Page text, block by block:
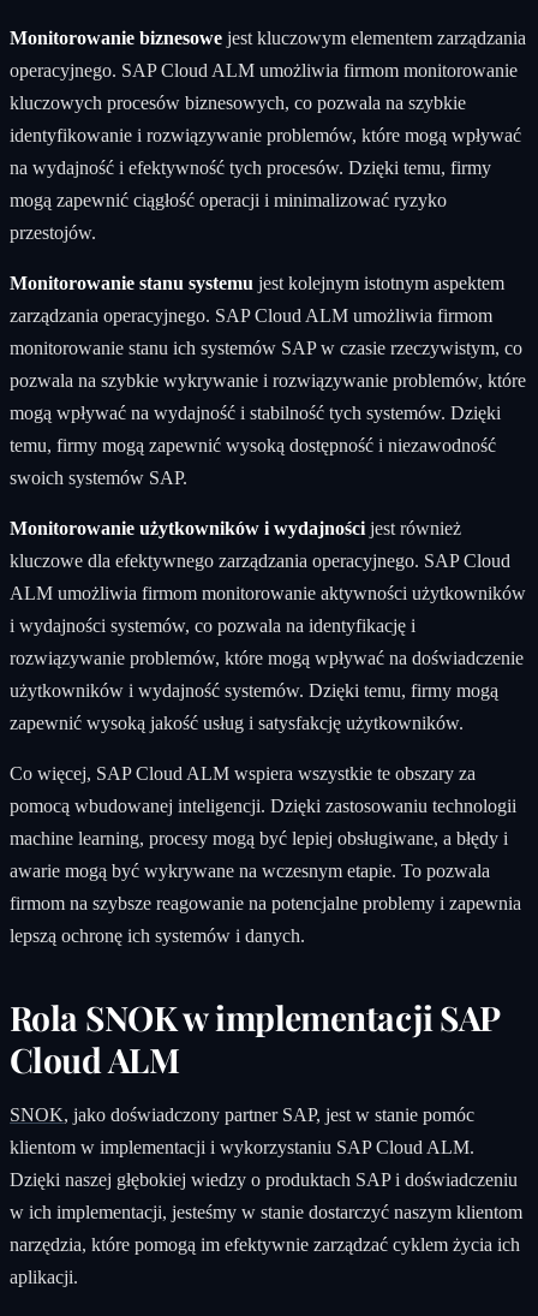
Monitorowanie biznesowe jest kluczowym elementem zarządzania
operacyjnego. SAP Cloud ALM umożliwia firmom monitorowanie
kluczowych procesów biznesowych, co pozwala na szybkie
identyfikowanie i rozwiązywanie problemów, które mogą wpływać
na wydajność i efektywność tych procesów. Dzięki temu, firmy
mogą zapewnić ciągłość operacji i minimalizować ryzyko
przestojów.
Monitorowanie stanu systemu jest kolejnym istotnym aspektem
zarządzania operacyjnego. SAP Cloud ALM umożliwia firmom
monitorowanie stanu ich systemów SAP w czasie rzeczywistym, co
pozwala na szybkie wykrywanie i rozwiązywanie problemów, które
mogą wpływać na wydajność i stabilność tych systemów. Dzięki
temu, firmy mogą zapewnić wysoką dostępność i niezawodność
swoich systemów SAP.
Monitorowanie użytkowników i wydajności jest również
kluczowe dla efektywnego zarządzania operacyjnego. SAP Cloud
ALM umożliwia firmom monitorowanie aktywności użytkowników
i wydajności systemów, co pozwala na identyfikację i
rozwiązywanie problemów, które mogą wpływać na doświadczenie
użytkowników i wydajność systemów. Dzięki temu, firmy mogą
zapewnić wysoką jakość usług i satysfakcję użytkowników.
Co więcej, SAP Cloud ALM wspiera wszystkie te obszary za
pomocą wbudowanej inteligencji. Dzięki zastosowaniu technologii
machine learning, procesy mogą być lepiej obsługiwane, a błędy i
awarie mogą być wykrywane na wczesnym etapie. To pozwala
firmom na szybsze reagowanie na potencjalne problemy i zapewnia
lepszą ochronę ich systemów i danych.
Rola SNOK w implementacji SAP
Cloud ALM
SNOK, jako doświadczony partner SAP, jest w stanie pomóc
klientom w implementacji i wykorzystaniu SAP Cloud ALM.
Dzięki naszej głębokiej wiedzy o produktach SAP i doświadczeniu
w ich implementacji, jesteśmy w stanie dostarczyć naszym klientom
narzędzia, które pomogą im efektywnie zarządzać cyklem życia ich
aplikacji.